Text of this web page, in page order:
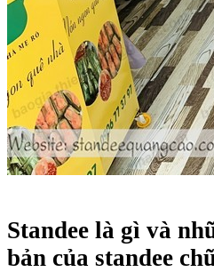
Standee là gì và
bản của standee